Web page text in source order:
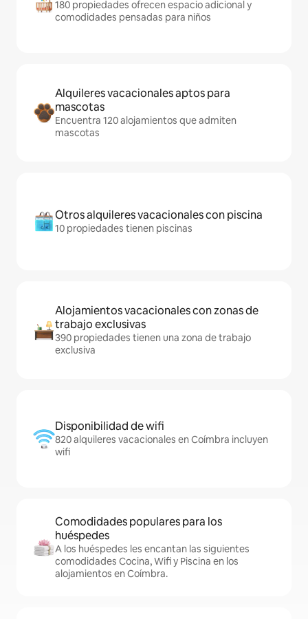
180 propiedades ofrecen espacio adicional y
comodidades pensadas para niños
Alquileres vacacionales aptos para
mascotas
Encuentra 120 alojamientos que admiten
mascotas
Otros alquileres vacacionales con piscina
10 propiedades tienen piscinas
Alojamientos vacacionales con zonas de
trabajo exclusivas
390 propiedades tienen una zona de trabajo
exclusiva
Disponibilidad de wifi
820 alquileres vacacionales en Coímbra incluyen
wifi
Comodidades populares para los
huéspedes
A los huéspedes les encantan las siguientes
comodidades Cocina, Wifi y Piscina en los
alojamientos en Coímbra.